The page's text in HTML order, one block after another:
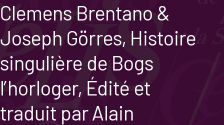
Clemens Brentano &
Joseph Görres, Histoire
singulière de Bogs
l’horloger, Édité et
traduit par Alain